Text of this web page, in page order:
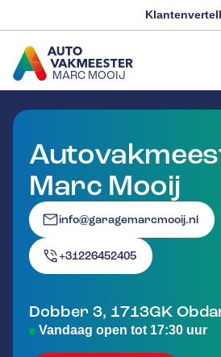
MARC MOOIJ
GA NAAR DE HOMEPAGINA
Marc Mooij
info@garagemarcmooij.nl
+31226452405
Dobber 3, 1713GK
Vandaag open tot 17:30 uur